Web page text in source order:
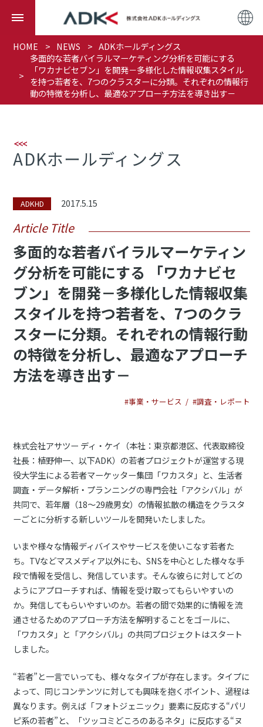
HOME NEWS
ADKホールディングス
多面的な若者バイラルマーケティング分析を可能にする
「ワカナビセブン」を開発－多様化した情報収集スタイル
を持つ若者を、7つのクラスターに分類。それぞれの情報行
動の特徴を分析し、最適なアプローチ方法を導き出す－
ADKホールディングス
ADKHD 2017.5.15
Article Title
多面的な若者バイラルマーケティン
グ分析を可能にする 「ワカナビセ
ブン」を開発－多様化した情報収集
スタイルを持つ若者を、7つのクラ
スターに分類。それぞれの情報行動
の特徴を分析し、最適なアプローチ
方法を導き出す－
#事業・サービス #調査・レポート
株式会社アサツー ディ・ケイ（本社：東京都港区、代表取締役
社長：植野伸一、以下ADK）の若者プロジェクトが運営する現
役大学生による若者マーケッター集団「ワカスタ」と、生活者
調査・データ解析・プランニングの専門会社「アクシバル」が
共同で、若年層（18～29歳男女）の情報拡散の構造をクラスタ
ーごとに分析する新しいツールを開発いたしました。
いまや様々な情報ディバイスやサービスを使いこなす若者た
ち。TVなどマスメディア以外にも、SNSを中心とした様々な手
段で情報を受信し、発信しています。そんな彼らに対してどの
ようにアプローチすれば、情報を受け取ってもらいやすいの
か。発信してもらいやすいのか。若者の間で効果的に情報を流
通させるためのアプローチ方法を解明することをゴールに、
「ワカスタ」と「アクシバル」の共同プロジェクトはスタート
しました。
“若者”と一言でいっても、様々なタイプが存在します。タイプに
よって、同じコンテンツに対しても興味を抱くポイント、過程は
異なります。例えば「フォトジェニック」要素に反応する“パリ
ピ系の若者”と、「ツッコミどころのあるネタ」に反応する“ヌ